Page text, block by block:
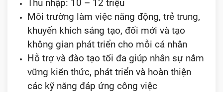
Thu nhập: 10 – 12 triệu
Môi trường làm việc năng động, trẻ trung,
khuyến khích sáng tạo, đổi mới và tạo
không gian phát triển cho mỗi cá nhân
Hỗ trợ và đào tạo tối đa giúp nhân sự nắm
vững kiến thức, phát triển và hoàn thiện
các kỹ năng đáp ứng công việc